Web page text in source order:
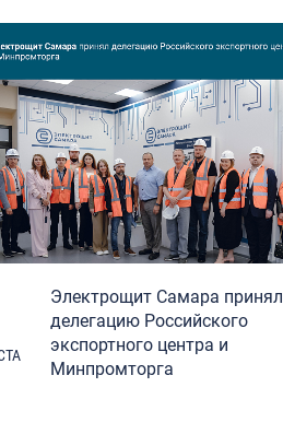
Электрощит Самара принял
делегацию Российского
экспортного центра и
Минпромторга